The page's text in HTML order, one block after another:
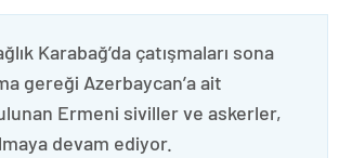
Karabağ’da çatışmaları sona
gereği Azerbaycan’a ait
Ermeni siviller ve askerler,
devam ediyor.